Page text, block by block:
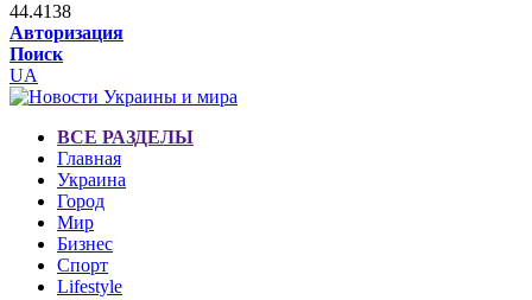
44.4138
Авторизация
Поиск
UA
ВСЕ РАЗДЕЛЫ
Главная
Украина
Город
Мир
Бизнес
Спорт
Lifestyle